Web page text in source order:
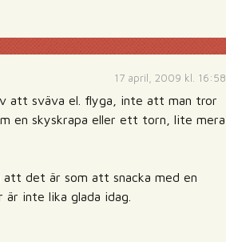
17 april, 2009 kl. 16:58
att sväva el. flyga, inte att man tror
en skyskrapa eller ett torn, lite mera
det är som att snacka med en
inte lika glada idag.